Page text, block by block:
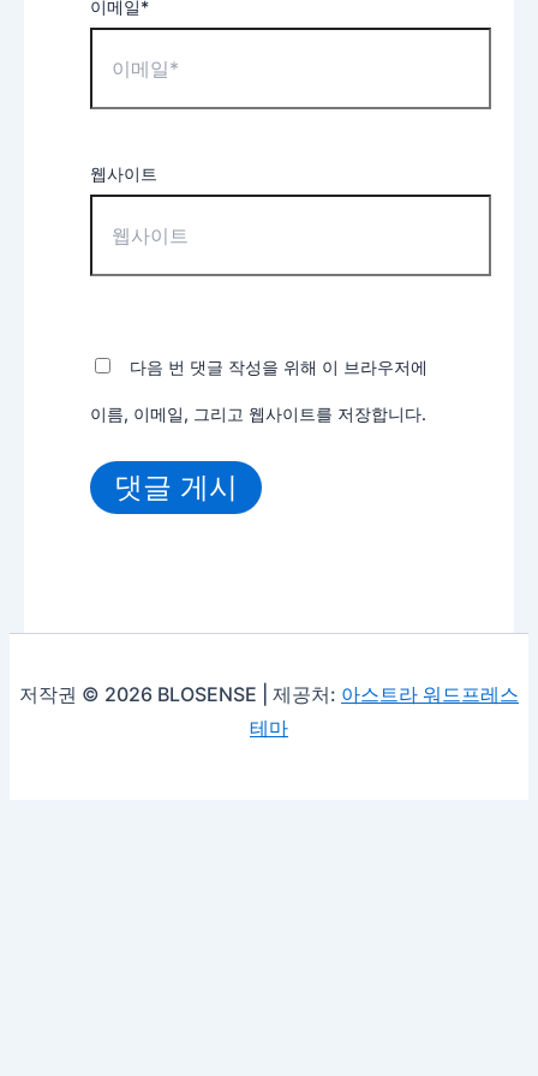
이메일*
웹사이트
다음 번 댓글 작성을 위해 이 브라우저에
이름, 이메일, 그리고 웹사이트를 저장합니다.
저작권 © 2026 BLOSENSE | 제공처: 아스트라 워드프레스
테마